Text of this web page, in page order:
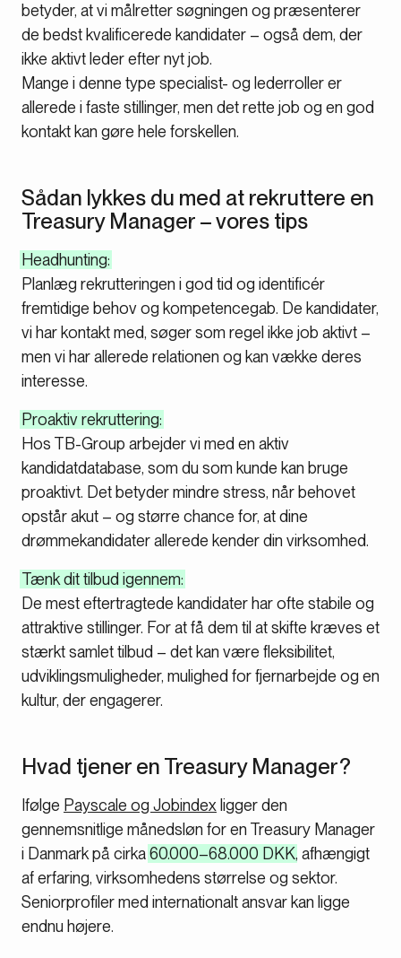
betyder, at vi målretter søgningen og præsenterer
de bedst kvalificerede kandidater – også dem, der
ikke aktivt leder efter nyt job.
Mange i denne type specialist- og lederroller er
allerede i faste stillinger, men det rette job og en god
kontakt kan gøre hele forskellen.
Sådan lykkes du med at rekruttere en
Treasury Manager – vores tips
Headhunting:
Planlæg rekrutteringen i god tid og identificér
fremtidige behov og kompetencegab. De kandidater,
vi har kontakt med, søger som regel ikke job aktivt –
men vi har allerede relationen og kan vække deres
interesse.
Proaktiv rekruttering:
Hos TB-Group arbejder vi med en aktiv
kandidatdatabase, som du som kunde kan bruge
proaktivt. Det betyder mindre stress, når behovet
opstår akut – og større chance for, at dine
drømmekandidater allerede kender din virksomhed.
Tænk dit tilbud igennem:
De mest eftertragtede kandidater har ofte stabile og
attraktive stillinger. For at få dem til at skifte kræves et
stærkt samlet tilbud – det kan være fleksibilitet,
udviklingsmuligheder, mulighed for fjernarbejde og en
kultur, der engagerer.
Hvad tjener en Treasury Manager?
Ifølge Payscale og Jobindex ligger den
gennemsnitlige månedsløn for en Treasury Manager
i Danmark på cirka60.000–68.000 DKK, afhængigt
af erfaring, virksomhedens størrelse og sektor.
Seniorprofiler med internationalt ansvar kan ligge
endnu højere.